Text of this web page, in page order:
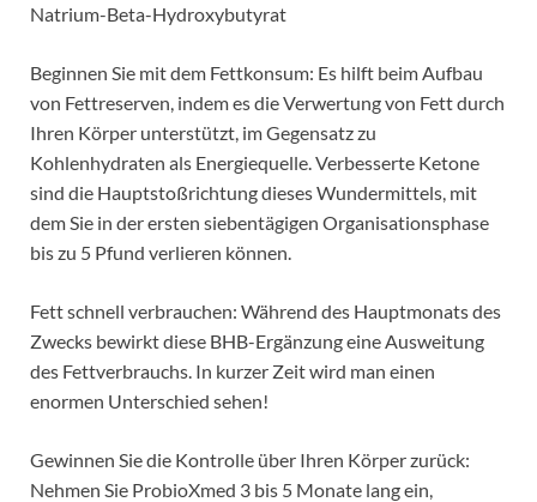
Natrium-Beta-Hydroxybutyrat
Beginnen Sie mit dem Fettkonsum: Es hilft beim Aufbau
von Fettreserven, indem es die Verwertung von Fett durch
Ihren Körper unterstützt, im Gegensatz zu
Kohlenhydraten als Energiequelle. Verbesserte Ketone
sind die Hauptstoßrichtung dieses Wundermittels, mit
dem Sie in der ersten siebentägigen Organisationsphase
bis zu 5 Pfund verlieren können.
Fett schnell verbrauchen: Während des Hauptmonats des
Zwecks bewirkt diese BHB-Ergänzung eine Ausweitung
des Fettverbrauchs. In kurzer Zeit wird man einen
enormen Unterschied sehen!
Gewinnen Sie die Kontrolle über Ihren Körper zurück:
Nehmen Sie ProbioXmed 3 bis 5 Monate lang ein,